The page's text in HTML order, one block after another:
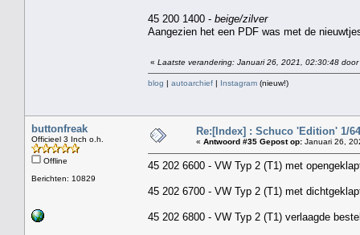
45 200 1400 - beige/zilver
Aangezien het een PDF was met de
« Laatste verandering: Januari 26, 2021, 02:30:48
blog | autoarchief | Instagram (nieuw!)
buttonfreak
Officieel 3 Inch o.h.
Offline
Berichten: 10829
Re:[Index] : Schuco 'Edition' 1/
« Antwoord #35 Gepost op: Januari 26,
45 202 6600 - VW Typ 2 (T1) met
45 202 6700 - VW Typ 2 (T1) met
45 202 6800 - VW Typ 2 (T1) verlaagde